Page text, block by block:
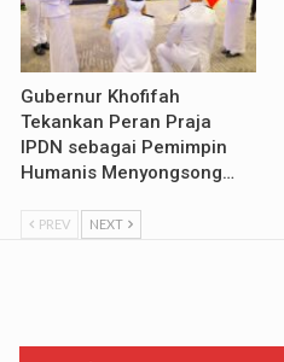
Gubernur Khofifah
Tekankan Peran Praja
IPDN sebagai Pemimpin
Humanis Menyongsong…
PREV NEXT